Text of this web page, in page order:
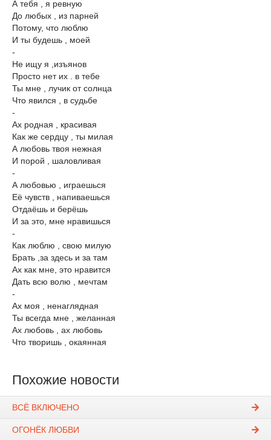
А тебя , я ревную
До любых , из парней
Потому, что люблю
И ты будешь , моей
-
Не ищу я ,изъянов
Просто нет их . в тебе
Ты мне , лучик от солнца
Что явился , в судьбе
-
Ах родная , красивая
Как же сердцу , ты милая
А любовь твоя нежная
И порой , шаловливая
-
А любовью , играешься
Её чувств , напиваешься
Отдаёшь и берёшь
И за это, мне нравишься
-
Как люблю , свою милую
Брать ,за здесь и за там
Ах как мне, это нравится
Дать всю волю , мечтам
-
Ах моя , ненаглядная
Ты всегда мне , желанная
Ах любовь , ах любовь
Что ​творишь , окаянная
Похожие новости
ВСЁ ВКЛЮЧЕНО
ОГОНЁК ЛЮБВИ